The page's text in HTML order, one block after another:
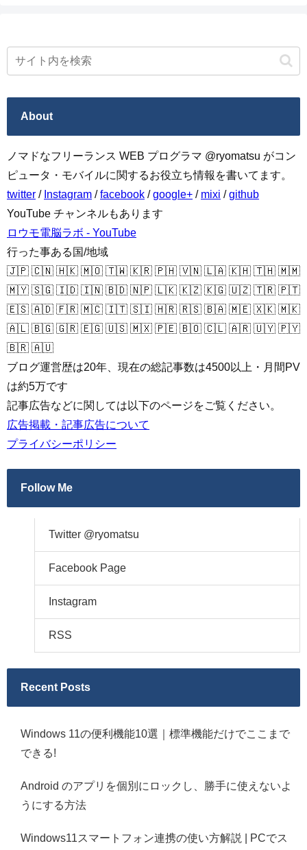
About
ノマドなフリーランス WEB プログラマ @ryomatsu がコン
ピュータ・モバイルに関するお役立ち情報を書いてます。
twitter / Instagram /facebook /google+ / mixi /github
YouTube チャンネルもあります
ロウモ電脳ラボ - YouTube
行った事ある国/地域
🇯🇵 🇨🇳 🇭🇰 🇲🇴 🇹🇼 🇰🇷 🇵🇭 🇻🇳 🇱🇦 🇰🇭 🇹🇭 🇲🇲
🇲🇾 🇸🇬 🇮🇩 🇮🇳 🇧🇩 🇳🇵 🇱🇰 🇰🇿 🇰🇬 🇺🇿 🇹🇷 🇵🇹
🇪🇸 🇦🇩 🇫🇷 🇲🇨 🇮🇹 🇸🇮 🇭🇷 🇷🇸 🇧🇦 🇲🇪 🇽🇰 🇲🇰
🇦🇱 🇧🇬 🇬🇷 🇪🇬 🇺🇸 🇲🇽 🇵🇪 🇧🇴 🇨🇱 🇦🇷 🇺🇾 🇵🇾
🇧🇷 🇦🇺
ブログ運営歴は20年、現在の総記事数は4500以上・月間PV
は約5万です
記事広告などに関しては以下のページをご覧ください。
広告掲載・記事広告について
プライバシーポリシー
Follow Me
Twitter @ryomatsu
Facebook Page
Instagram
RSS
Recent Posts
Windows 11の便利機能10選｜標準機能だけでここまで
できる!
Android のアプリを個別にロックし、勝手に使えないよ
うにする方法
Windows11スマートフォン連携の使い方解説 | PCでス